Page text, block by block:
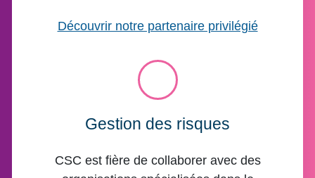
Découvrir notre partenaire privilégié
Gestion des risques
CSC est fière de collaborer avec des